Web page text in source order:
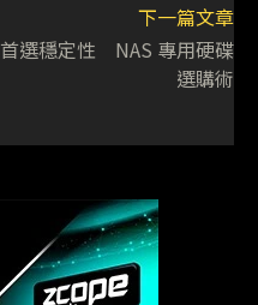
下一篇文章
首選穩定性 NAS 專用硬碟
選購術